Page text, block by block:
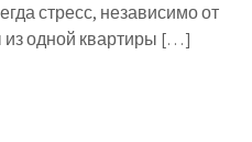
стресс, независимо от
из одной квартиры […]